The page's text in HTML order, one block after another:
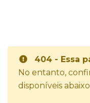
404 - Essa
No entanto,
disponíveis